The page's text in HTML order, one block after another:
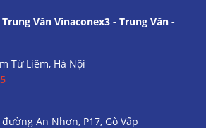
Văn Vinaconex3 - Trung Văn -
Từ Liêm, Hà Nội
An Nhơn, P17, Gò Vấp